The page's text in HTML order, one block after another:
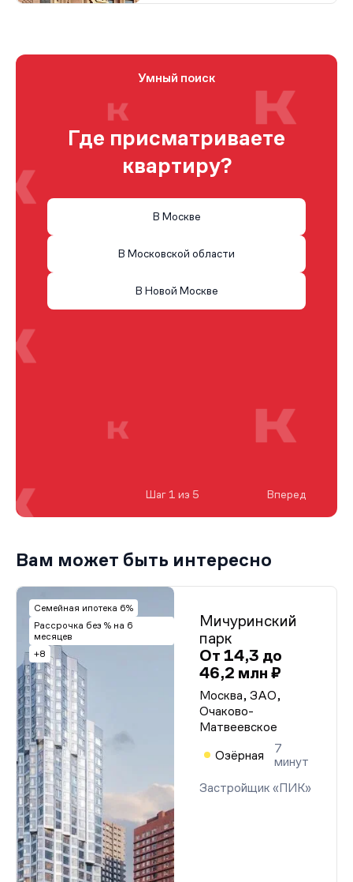
Умный поиск
Где присматриваете
квартиру?
В Москве
В Московской области
В Новой Москве
Шаг 1 из 5 Вперед
Вам может быть интересно
Семейная ипотека 6%
Рассрочка без % на 6
месяцев
+8
Мичуринский
парк
От 14,3 до
46,2 млн ₽
Москва, ЗАО,
Очаково-
Матвеевское
Озёрная
7
минут
Застройщик «ПИК»